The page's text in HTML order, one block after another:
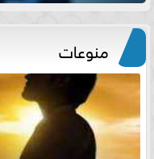
منوعات